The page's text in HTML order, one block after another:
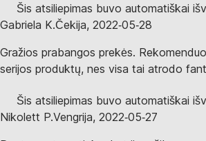
Šis atsiliepimas buvo automatiškai
Gabriela K.Čekija, 2022‑05‑28
Gražios prabangos prekės.
serijos produktų, nes visa tai atrodo
Šis atsiliepimas buvo automatiškai
Nikolett P.Vengrija, 2022‑05‑27